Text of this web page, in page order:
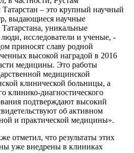
– это крупный научный
выдающиеся научные
уникальные
исследователи и ученые, -
приносят славу родной
высокой наградой в 2016
медицины. Это работы
медицинской
клинической больницы, а
клинико-диагностического
подтверждают высокий
об активном
и практической медицины».
отметил, что результаты этих
уже внедрены в клиниках